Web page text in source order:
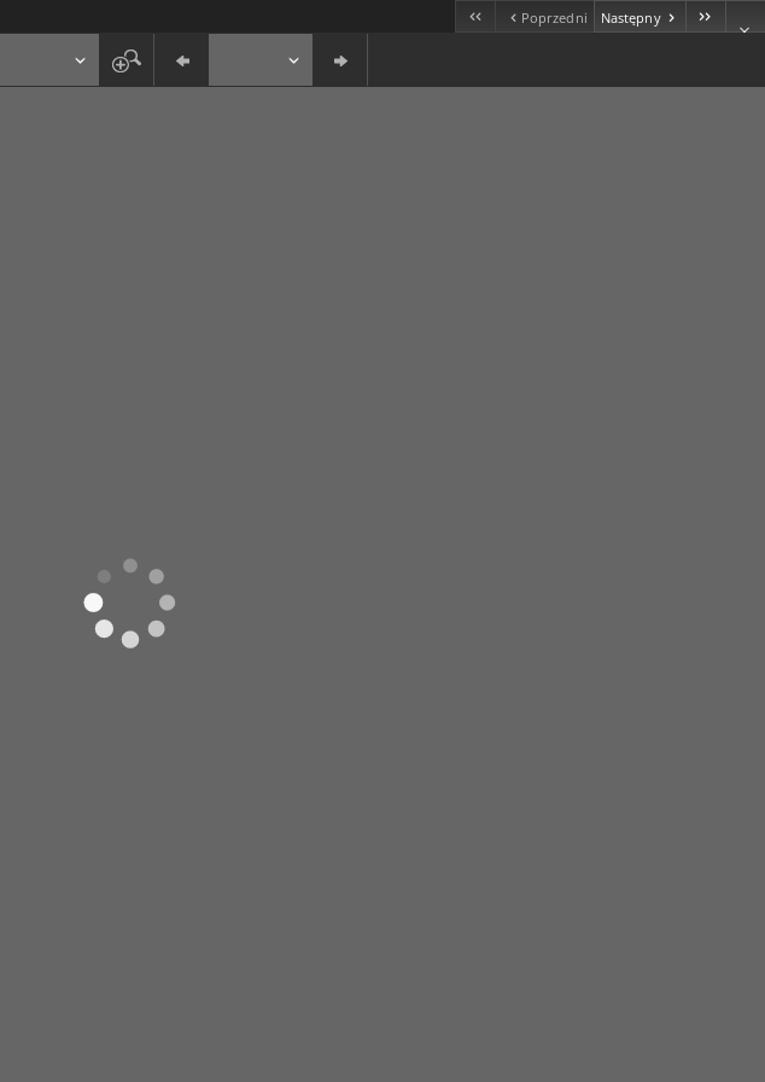
Poprzedni Następny